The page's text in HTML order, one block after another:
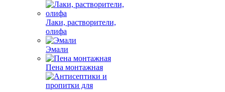
Лаки, растворители,
олифа
Эмали
Пена монтажная